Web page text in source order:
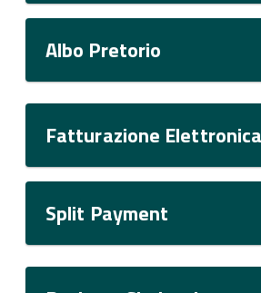
Albo Pretorio
Fatturazione Elettronica
Split Payment